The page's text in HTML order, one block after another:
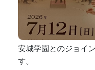
安城学園とのジョイ
す。